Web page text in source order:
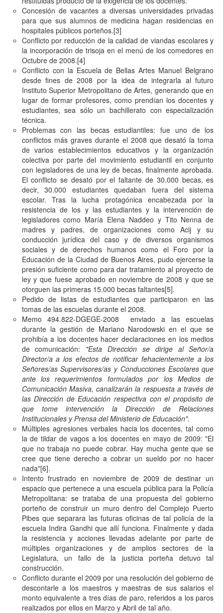
Concesión de vacantes a diversas universidades privadas
para que sus alumnos de medicina hagan residencias en
hospitales públicos porteños.[3]
Conflicto por reducción de la calidad de viandas escolares y
la incorporación de trisoja en el menú de los comedores en
Octubre de 2008.[4]
Conflicto con la Escuela de Bellas Artes Manuel Belgrano
desde fines de 2008 por la idea de integrarla al futuro
Instituto Superior Metropolitano de Artes, generando que en
lugar de formar profesores, como prendían los docentes y
estudiantes, sea sólo un bachillerato con especialización
técnica.
Problemas con las becas estudiantiles: fue uno de los
conflictos más graves durante el 2008 que desató la toma
de varios establecimientos educativos y la organización
colectiva por parte del movimiento estudiantil en conjunto
con legisladores de una ley de becas, finalmente aprobada.
El conflicto se desató por el faltante de 30.000 becas, es
decir, 30.000 estudiantes quedaban fuera del sistema
escolar. Tras la lucha protagónica encabezada por la
resistencia de los y las estudiantes y la intervención de
legisladores como María Elena Naddeo y Tito Nenna de
madres y padres, de organizaciones como Acij y su
conducción jurídica del caso y de diversos organismos
sociales y de derechos humanos como el Foro por la
Educación de la Ciudad de Buenos Aires, pudo ejercerse la
presión suficiente como para dar tratamiento al proyecto de
ley y que fuese aprobado en noviembre de 2008 y que se
otorguen las primeras 15.000 becas faltantes[5].
Pedido de listas de estudiantes que participaron en las
tomas de las escuelas durante el 2008.
Memo 494.822-DGEGE-2008 enviado a las escuelas
durante la gestión de Mariano Narodowski en el que se
prohibía a los docentes hacer declaraciones en los medios
de comunicación: "Esta Dirección se dirige al Señor/a
Director/a a los efectos de notificar fehacientemente a los
Señores/as Supervisores/as y Conducciones Escolares que
ante los requerimientos formulados por los Medios de
Comunicación Masiva, canalizarán la respuesta a través de
las Dirección de Educación respectiva con el propósito de
que tome intervención la Dirección de Relaciones
Institucionales y Prensa del Ministerio de Educación".
Múltiples agresiones verbales hacia los docentes, tal como
la de tildar de vagos a los docentes en mayo de 2009: "El
que no trabaja no puede cobrar. Hay mucha gente que se
cree que tiene derecho a cobrar un sueldo por no hacer
nada"[6].
Intento frustrado en noviembre de 2009 de destinar un
espacio que pertenece a una escuela pública para la Policía
Metropolitana: se trataba de una propuesta del gobierno
porteño de construir un muro dentro del Complejo Puerto
Pibes que separara las futuras oficinas de tal policía de la
escuela Indira Gandhi que allí funciona. Finalmente y dada
la resistencia y acciones llevadas adelante por parte de
múltiples organizaciones y de amplios sectores de la
Legislatura, un fallo de la justicia porteña detuvo tal
construcción.
Conflicto durante el 2009 por una resolución del gobierno de
descontarle a los maestros y maestras de sus salarios el
monto equivalente a tres días de paro, referidos a los paros
realizados por ellos en Marzo y Abril de tal año.